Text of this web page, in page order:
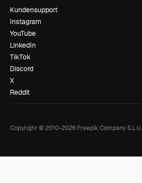
Kundensupport
Instagram
YouTube
LinkedIn
TikTok
Discord
X
Reddit
Copyright © 2010-2026Freepik Company S.L.U.